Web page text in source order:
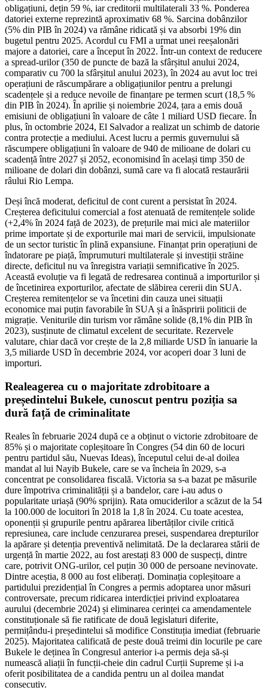
obligațiuni, dețin 59 %, iar creditorii multilaterali 33 %. Ponderea
datoriei externe reprezintă aproximativ 68 %. Sarcina dobânzilor
(5% din PIB în 2024) va rămâne ridicată și va absorbi 19% din
bugetul pentru 2025. Acordul cu FMI a urmat unei reeșalonări
majore a datoriei, care a început în 2022. Într-un context de reducere
a spread-urilor (350 de puncte de bază la sfârșitul anului 2024,
comparativ cu 700 la sfârșitul anului 2023), în 2024 au avut loc trei
operațiuni de răscumpărare a obligațiunilor pentru a prelungi
scadențele și a reduce nevoile de finanțare pe termen scurt (18,5 %
din PIB în 2024). În aprilie și noiembrie 2024, țara a emis două
emisiuni de obligațiuni în valoare de câte 1 miliard USD fiecare. În
plus, în octombrie 2024, El Salvador a realizat un schimb de datorie
contra protecție a mediului. Acest lucru a permis guvernului să
răscumpere obligațiuni în valoare de 940 de milioane de dolari cu
scadență între 2027 și 2052, economisind în același timp 350 de
milioane de dolari din dobânzi, sumă care va fi alocată restaurării
râului Rio Lempa.
Deși încă moderat, deficitul de cont curent a persistat în 2024.
Creșterea deficitului comercial a fost atenuată de remitențele solide
(+2,4% în 2024 față de 2023), de prețurile mai mici ale materiilor
prime importate și de exporturile mai mari de servicii, impulsionate
de un sector turistic în plină expansiune. Finanțat prin operațiuni de
îndatorare pe piață, împrumuturi multilaterale și investiții străine
directe, deficitul nu va înregistra variații semnificative în 2025.
Această evoluție va fi legată de redresarea continuă a importurilor și
de încetinirea exporturilor, afectate de slăbirea cererii din SUA.
Creșterea remitențelor se va încetini din cauza unei situații
economice mai puțin favorabile în SUA și a înăspririi politicii de
migrație. Veniturile din turism vor rămâne solide (8,1% din PIB în
2023), susținute de climatul excelent de securitate. Rezervele
valutare, chiar dacă vor crește de la 2,8 miliarde USD în ianuarie la
3,5 miliarde USD în decembrie 2024, vor acoperi doar 3 luni de
importuri.
Realeagerea cu o majoritate zdrobitoare a
președintelui Bukele, cunoscut pentru poziția sa
dură față de criminalitate
Reales în februarie 2024 după ce a obținut o victorie zdrobitoare de
85% și o majoritate copleșitoare în Congres (54 din 60 de locuri
pentru partidul său, Nuevas Ideas), începutul celui de-al doilea
mandat al lui Nayib Bukele, care se va încheia în 2029, s-a
concentrat pe consolidarea fiscală. Victoria sa s-a bazat pe măsurile
dure împotriva criminalității și a bandelor, care i-au adus o
popularitate uriașă (90% sprijin). Rata omuciderilor a scăzut de la 54
la 100.000 de locuitori în 2018 la 1,8 în 2024. Cu toate acestea,
oponenții și grupurile pentru apărarea libertăților civile critică
represiunea, care include cenzurarea presei, suspendarea drepturilor
la apărare și detenția preventivă nelimitată. De la declararea stării de
urgență în martie 2022, au fost arestați 83 000 de suspecți, dintre
care, potrivit ONG-urilor, cel puțin 30 000 de persoane nevinovate.
Dintre aceștia, 8 000 au fost eliberați. Dominația copleșitoare a
partidului prezidențial în Congres a permis adoptarea unor măsuri
controversate, precum ridicarea interdicției privind exploatarea
aurului (decembrie 2024) și eliminarea cerinței ca amendamentele
constituționale să fie ratificate de două legislaturi diferite,
permițându-i președintelui să modifice Constituția imediat (februarie
2025). Majoritatea calificată de peste două treimi din locurile pe care
Bukele le deținea în Congresul anterior i-a permis deja să-și
numească aliații în funcții-cheie din cadrul Curții Supreme și i-a
oferit posibilitatea de a candida pentru un al doilea mandat
consecutiv.